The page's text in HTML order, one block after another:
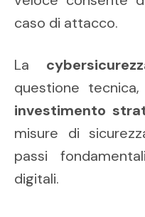
caso di attacco.
La
questione
investimento
misure di
passi
digitali.